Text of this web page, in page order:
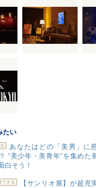
たい
あなたはどの「美男」に
“美少年・美青年”を集めた
白そう！
できる
【サンリオ展】が超充